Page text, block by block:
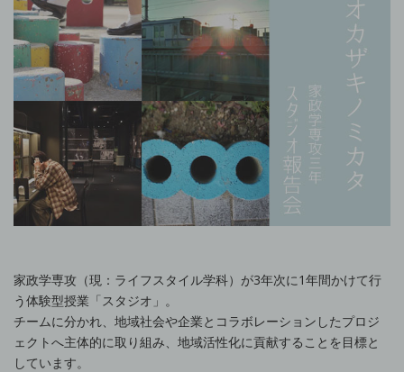
家政学専攻（現：ライフスタイル学科）が3年次に1年間かけて行
う体験型授業「スタジオ」。
チームに分かれ、地域社会や企業とコラボレーションしたプロジ
ェクトへ主体的に取り組み、地域活性化に貢献することを目標と
しています。